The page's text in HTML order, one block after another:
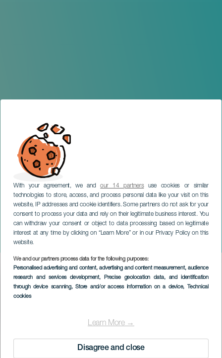
With your agreement, we andour 14 partnersuse cookies or similar
technologies to store, access, and process personal data like your visit on this
website, IP addresses and cookie identifiers. Some partners do not ask for your
consent to process your data and rely on their legitimate business interest. You
can withdraw your consent or object to data processing based on legitimate
interest at any time by clicking on “Learn More” or in our Privacy Policy on this
website.
We and our partners process data for the following purposes:
Personalised advertising and content, advertising and content measurement, audience
research and services development, Precise geolocation data, and identification
through device scanning, Store and/or access information on a device, Technical
cookies
Learn More →
Disagree and close
Rozier, Van Der Zaal
Group ft. Paul Van Kessel
y Antonio Lizana - Festival
Internacional Canarias
Jazz y Más
GRAN CANARIA
Imagen
Listado
EVENTO PASSATO